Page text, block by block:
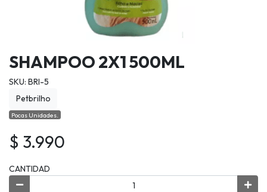
SHAMPOO 2X1 500ML
SKU: BRI-5
Petbrilho
Pocas Unidades.
$ 3.990
CANTIDAD